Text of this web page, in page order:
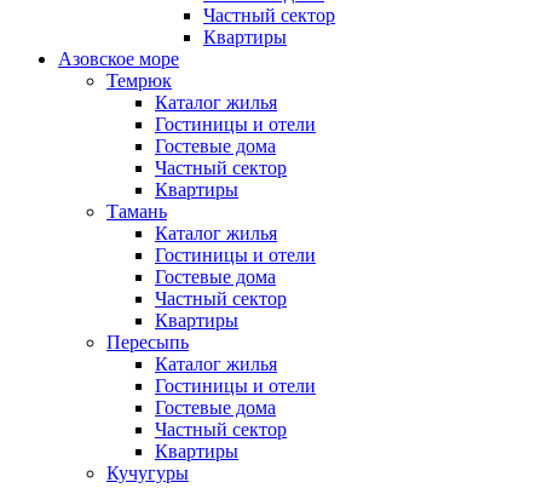
Частный сектор
Квартиры
Азовское море
Темрюк
Каталог жилья
Гостиницы и отели
Гостевые дома
Частный сектор
Квартиры
Тамань
Каталог жилья
Гостиницы и отели
Гостевые дома
Частный сектор
Квартиры
Пересыпь
Каталог жилья
Гостиницы и отели
Гостевые дома
Частный сектор
Квартиры
Кучугуры